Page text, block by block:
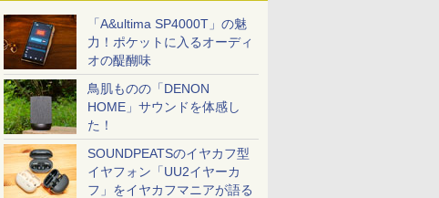
「A&ultima SP4000T」の魅
力！ポケットに入るオーディ
オの醍醐味
鳥肌ものの「DENON
HOME」サウンドを体感し
た！
SOUNDPEATSのイヤカフ型
イヤフォン「UU2イヤーカ
フ」をイヤカフマニアが語る